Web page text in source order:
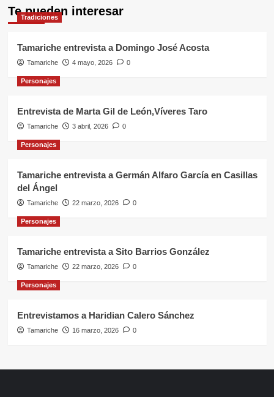
Te pueden interesar
Tradiciones
Tamariche entrevista a Domingo José Acosta
Tamariche 4 mayo, 2026 0
Personajes
Entrevista de Marta Gil de León,Víveres Taro
Tamariche 3 abril, 2026 0
Personajes
Tamariche entrevista a Germán Alfaro García en Casillas
del Ángel
Tamariche 22 marzo, 2026 0
Personajes
Tamariche entrevista a Sito Barrios González
Tamariche 22 marzo, 2026 0
Personajes
Entrevistamos a Haridian Calero Sánchez
Tamariche 16 marzo, 2026 0